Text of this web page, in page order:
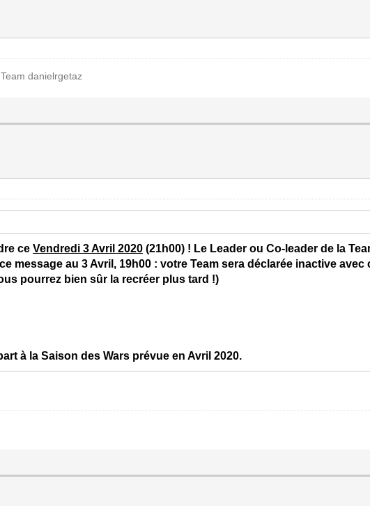
danielrgetaz
ce Vendredi 3 Avril 2020(21h00) ! Le Leader ou Co-leader de la
message au 3 Avril, 19h00 : votre Team sera déclarée inactive
pourrez bien sûr la recréer plus tard !)
à la Saison des Wars prévue en Avril 2020.